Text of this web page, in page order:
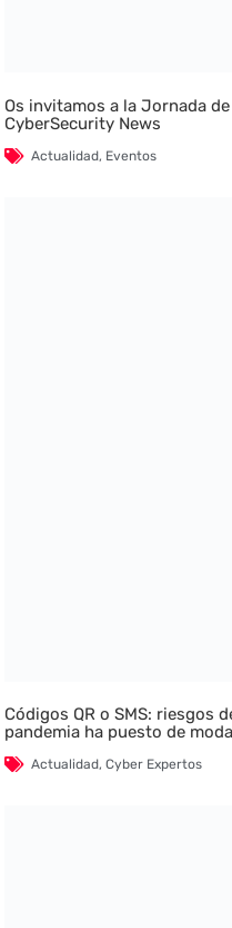
Os invitamos a la Jornada
CyberSecurity News
Actualidad, Eventos
Códigos QR o SMS: riesgos
pandemia ha puesto de moda
Actualidad,Cyber Expertos